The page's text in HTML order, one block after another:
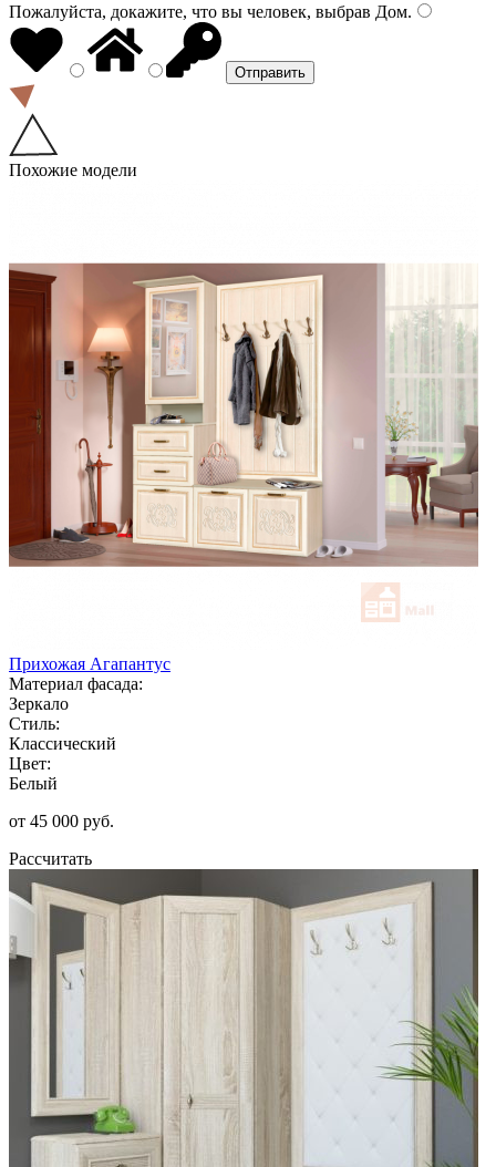
Пожалуйста, докажите, что вы человек, выбрав Дом.
Похожие модели
Прихожая Агапантус
Материал фасада:
Зеркало
Стиль:
Классический
Цвет:
Белый
от 45 000 руб.
Рассчитать